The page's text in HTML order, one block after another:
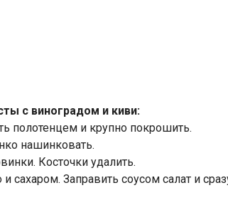
с виноградом и киви:
полотенцем и крупно покрошить.
нашинковать.
Косточки удалить.
сахаром. Заправить соусом салат и